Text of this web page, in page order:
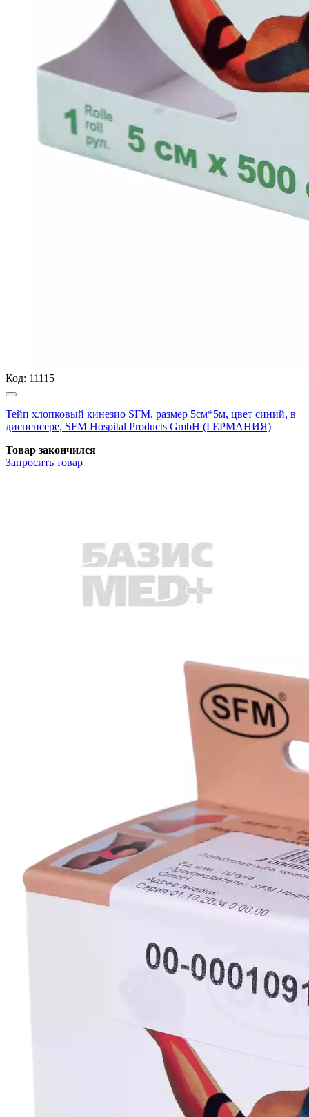
Код: 11115
Тейп хлопковый кинезио SFM, размер 5см*5м, цвет синий, в
диспенсере, SFM Hospital Products GmbH (ГЕРМАНИЯ)
Товар закончился
Запросить товар